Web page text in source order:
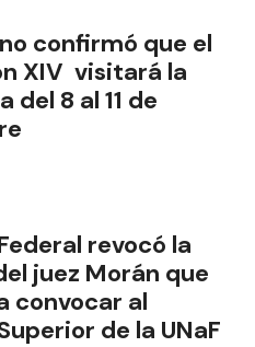
confirmó que el
XIV visitará la
del 8 al 11 de
revocó la
juez Morán que
convocar al
de la UNaF